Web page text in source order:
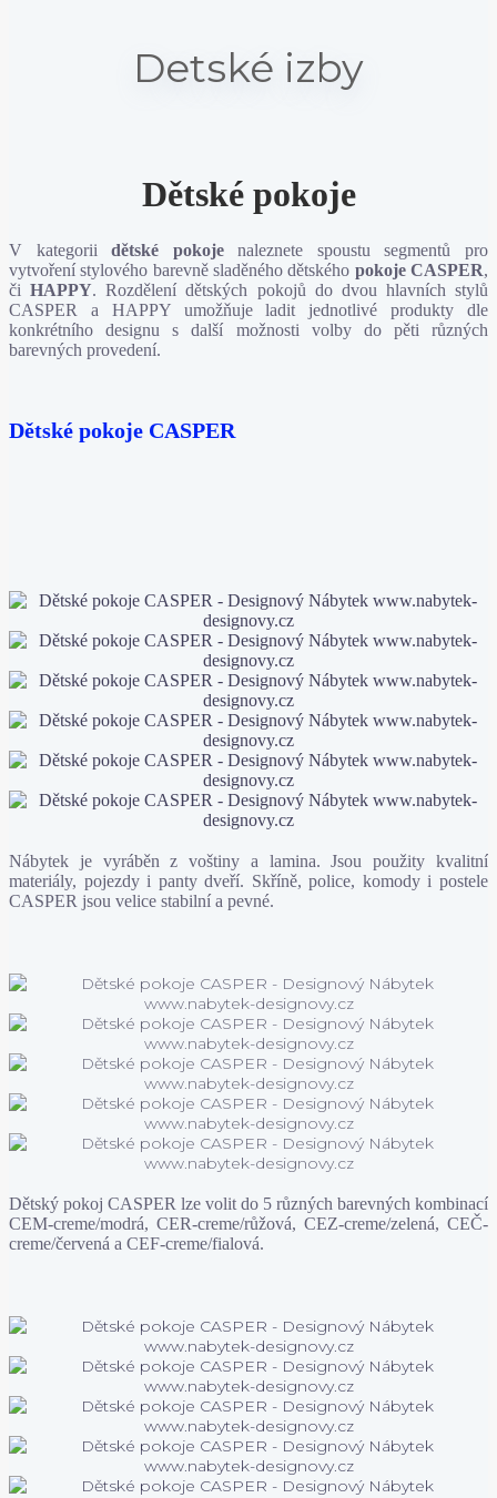
Detské izby
Dětské pokoje
V kategoriidětské pokojenaleznete spoustu segmentů pro
vytvoření stylového barevně sladěného dětského pokoje CASPER,
čiHAPPY. Rozdělení dětských pokojů do dvou hlavních stylů
CASPER a HAPPY umožňuje ladit jednotlivé produkty dle
konkrétního designu s další možnosti volby do pěti různých
barevných provedení.
Dětské pokoje CASPER
Nábytek je vyráběn z voštiny a lamina. Jsou použity kvalitní
materiály, pojezdy i panty dveří. Skříně, police, komody i postele
CASPER jsou velice stabilní a pevné.
Dětský pokoj CASPER lze volit do 5 různých barevných kombinací
CEM-creme/modrá, CER-creme/růžová, CEZ-creme/zelená, CEČ-
creme/červená a CEF-creme/fialová.